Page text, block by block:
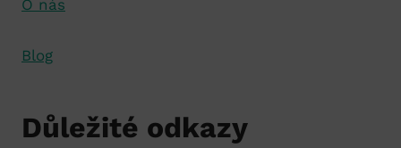
O nás
Blog
Důležité odkazy